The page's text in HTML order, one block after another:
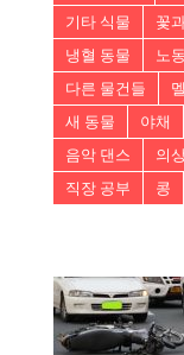
기타 식물
꽃
냉혈 동물
노동
다른 물건들
새 동물
야채
음악 댄스
의
직장 공부
콩